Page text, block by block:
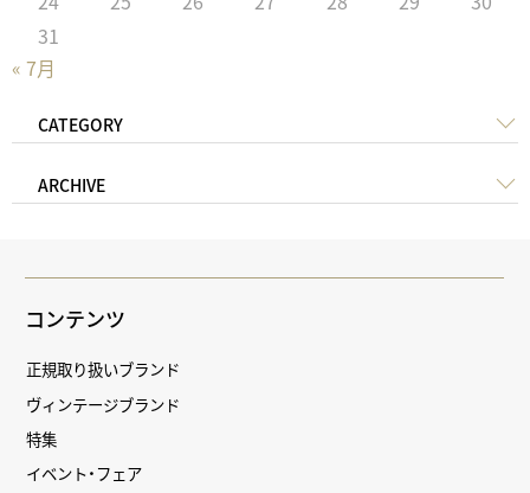
« 7月
31
CATEGORY
ARCHIVE
コンテンツ
正規取り扱いブランド
ヴィンテージブランド
特集
イベント・フェア